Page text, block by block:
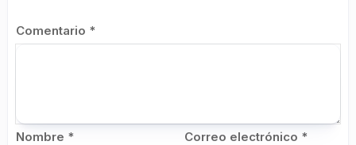
Comentario *
Nombre * Correo electrónico *